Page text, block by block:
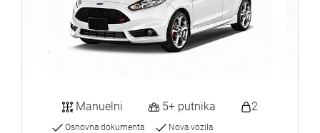
Manuelni 5+ putnika 2
Osnovna dokumenta
Nova vozila